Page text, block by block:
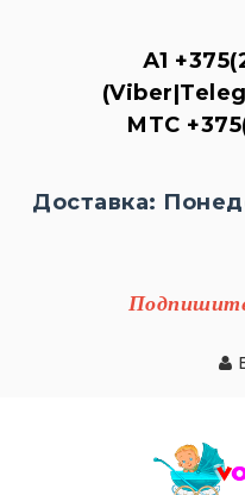
А1
MTC
Доставка: